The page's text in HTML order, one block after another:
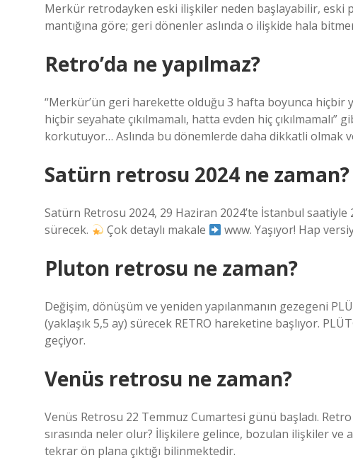
Merkür retrodayken eski ilişkiler neden başlayabilir,
mantığına göre; geri dönenler aslında o ilişkide hala
Retro’da ne yapılmaz?
“Merkür’ün geri harekette olduğu 3 hafta boyunca hiçbir
hiçbir seyahate çıkılmamalı, hatta evden hiç
korkutuyor… Aslında bu dönemlerde daha dikkatli olmak
Satürn retrosu 2024 ne zaman?
Satürn Retrosu 2024, 29 Haziran 2024’te İstanbul saatiyle
sürecek.
Çok detaylı makale www. Yaşıyor! Hap
Pluton retrosu ne zaman?
Değişim, dönüşüm ve yeniden yapılanmanın gezegeni
(yaklaşık 5,5 ay) sürecek RETRO hareketine başlıyor.
geçiyor.
Venüs retrosu ne zaman?
Venüs Retrosu 22 Temmuz Cumartesi günü başladı.
sırasında neler olur? İlişkilere gelince, bozulan ilişkiler
tekrar ön plana çıktığı bilinmektedir.